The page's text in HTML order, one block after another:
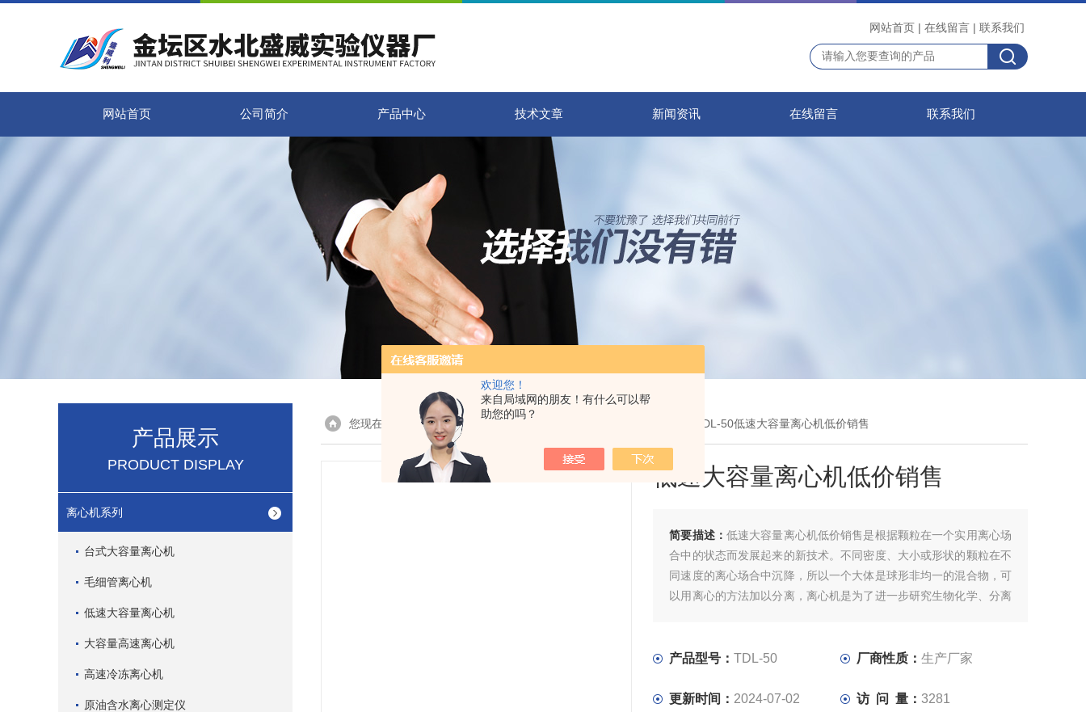
欢迎您！
来自局域网的朋友！有什么可以帮
助您的吗？
网站首页 | 在线留言 | 联系我们
网站首页 公司简介 产品中心 技术文章 新闻资讯 在线留言 联系我们
产品展示
PRODUCT DISPLAY
离心机系列
台式大容量离心机
毛细管离心机
低速大容量离心机
大容量高速离心机
高速冷冻离心机
原油含水离心测定仪
您现在的位置：首页> 产品展示 > 离心机系列 > TDL-50低速大容量离心机低价销售
低速大容量离心机低价销售
简要描述： 低速大容量离心机低价销售是根据颗粒在一个实用离心场
合中的状态而发展起来的新技术。不同密度、大小或形状的颗粒在不
同速度的离心场合中沉降，所以一个大体是球形非均一的混合物，可
以用离心的方法加以分离，离心机是为了进一步研究生物化学、分离
产品型号：TDL-50 厂商性质：生产厂家
更新时间： 2024-07-02 访 问 量：3281